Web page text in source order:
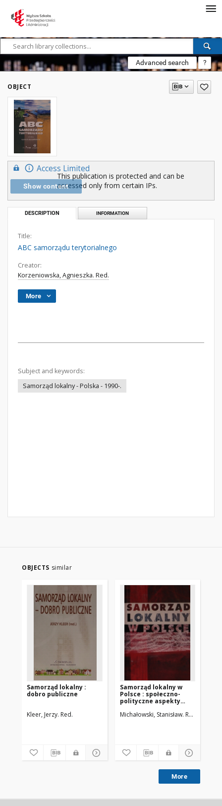
Advanced search ?
OBJECT
Access Limited
Show content
This publication is protected and can be
accessed only from certain IPs.
DESCRIPTION INFORMATION
Title:
ABC samorządu terytorialnego
Creator:
Korzeniowska, Agnieszka. Red.
More
Subject and keywords:
Samorząd lokalny - Polska - 1990-.
OBJECTS similar
Samorząd lokalny :
dobro publiczne
Kleer, Jerzy. Red.
Samorząd lokalny w
Polsce : społeczno-
polityczne aspekty
Michałowski, Stanisław. Red.
More